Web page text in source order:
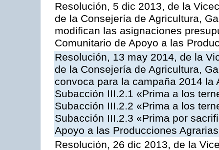
Resolución, 5 dic 2013, de la
de la Consejería de Agricultura,
modifican las asignaciones
Comunitario de Apoyo a las
Resolución, 13 may 2014, de la
de la Consejería de Agricultura,
convoca para la campaña 2014
Subacción III.2.1 «Prima a los
Subacción III.2.2 «Prima a los
Subacción III.2.3 «Prima por
Apoyo a las Producciones
Resolución, 26 dic 2013, de la